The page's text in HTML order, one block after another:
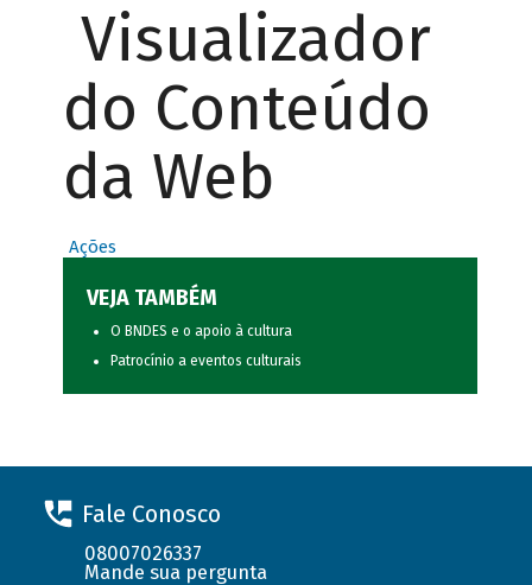
Visualizador
do Conteúdo
da Web
Ações
VEJA TAMBÉM
O BNDES e o apoio à cultura
Patrocínio a eventos culturais
Fale Conosco
08007026337
Mande sua pergunta